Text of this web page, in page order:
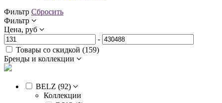
Фильтр Сбросить
Фильтр
Цена, руб
-
Товары со скидкой (159)
Бренды и коллекции
BELZ (92)
Коллекции